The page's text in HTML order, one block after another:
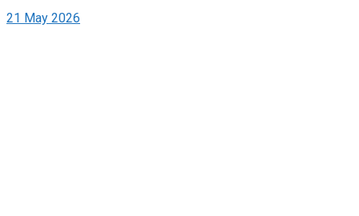
Gratis di Berita-Properti.com
21 May 2026